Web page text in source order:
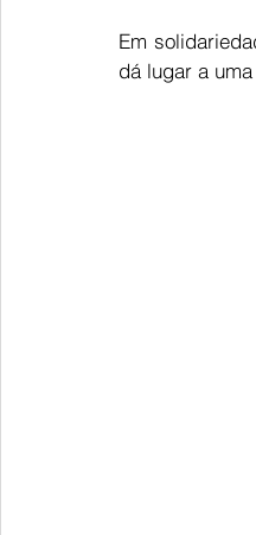
Em
dá lugar a